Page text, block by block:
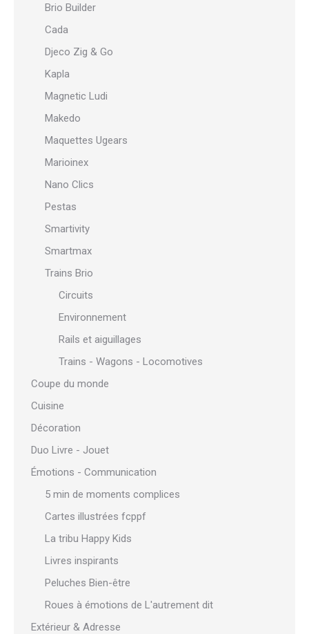
Brio Builder
Cada
Djeco Zig & Go
Kapla
Magnetic Ludi
Makedo
Maquettes Ugears
Marioinex
Nano Clics
Pestas
Smartivity
Smartmax
Trains Brio
Circuits
Environnement
Rails et aiguillages
Trains - Wagons - Locomotives
Coupe du monde
Cuisine
Décoration
Duo Livre - Jouet
Émotions - Communication
5 min de moments complices
Cartes illustrées fcppf
La tribu Happy Kids
Livres inspirants
Peluches Bien-être
Roues à émotions de L'autrement dit
Extérieur & Adresse